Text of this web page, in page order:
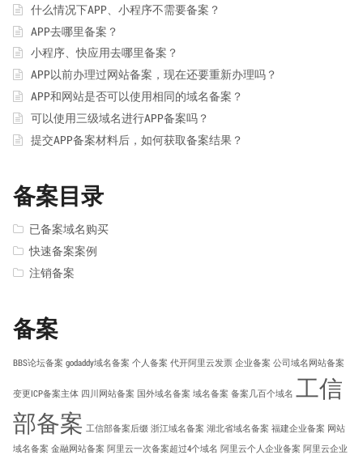
什么情况下APP、小程序不需要备案？
APP去哪里备案？
小程序、快应用去哪里备案？
APP以前办理过网站备案，现在还要重新办理吗？
APP和网站是否可以使用相同的域名备案？
可以使用三级域名进行APP备案吗？
提交APP备案材料后，如何获取备案结果？
备案目录
已备案域名购买
快速备案案例
注销备案
备案
BBS论坛备案 godaddy域名备案 个人备案 代开阿里云发票 企业备案 公司域名网站备案
变更ICP备案主体 四川网站备案 国外域名备案 域名备案 备案几百个域名 工信
部备案 工信部备案后缀 浙江域名备案 湖北省域名备案 福建企业备案 网站
域名备案 金融网站备案 阿里云一次备案超过4个域名 阿里云个人企业备案 阿里云企业